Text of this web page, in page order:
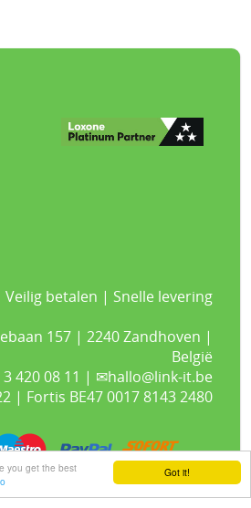
Got it!
you get the best
Veilig betalen | Snelle levering
157 | 2240 Zandhoven |
België
3 420 08 11 | ✉hallo@link-it.be
| Fortis BE47 0017 8143 2480